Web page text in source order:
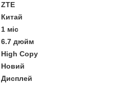
ZTE
Китай
1 міс
6.7 дюйм
High Copy
Новий
Дисплей